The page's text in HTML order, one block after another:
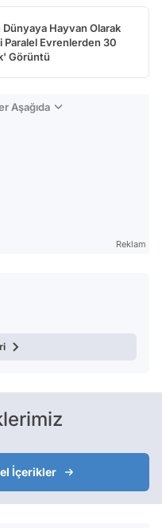
Dünyaya Hayvan Olarak
Paralel Evrenlerden 30
Görüntü
Aşağıda
Reklam
İçerikler